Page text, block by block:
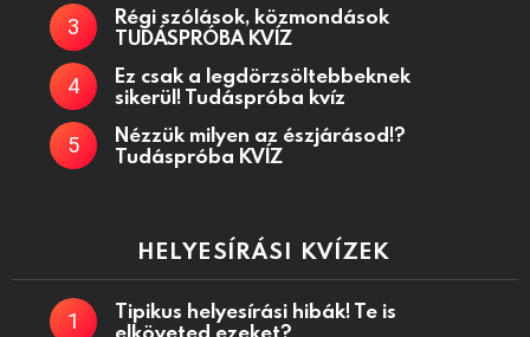
Régi szólások, közmondások
TUDÁSPRÓBA KVÍZ
Ez csak a legdörzsöltebbeknek
sikerül! Tudáspróba kvíz
Nézzük milyen az észjárásod!?
Tudáspróba KVÍZ
HELYESÍRÁSI KVÍZEK
Tipikus helyesírási hibák! Te is
elköveted ezeket?